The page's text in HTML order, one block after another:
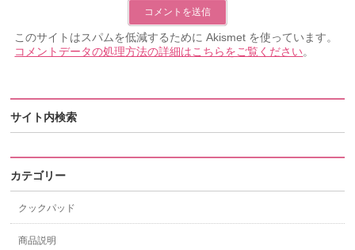
このサイトはスパムを低減するために Akismet を使っています。
コメントデータの処理方法の詳細はこちらをご覧ください。
サイト内検索
カテゴリー
クックパッド
商品説明